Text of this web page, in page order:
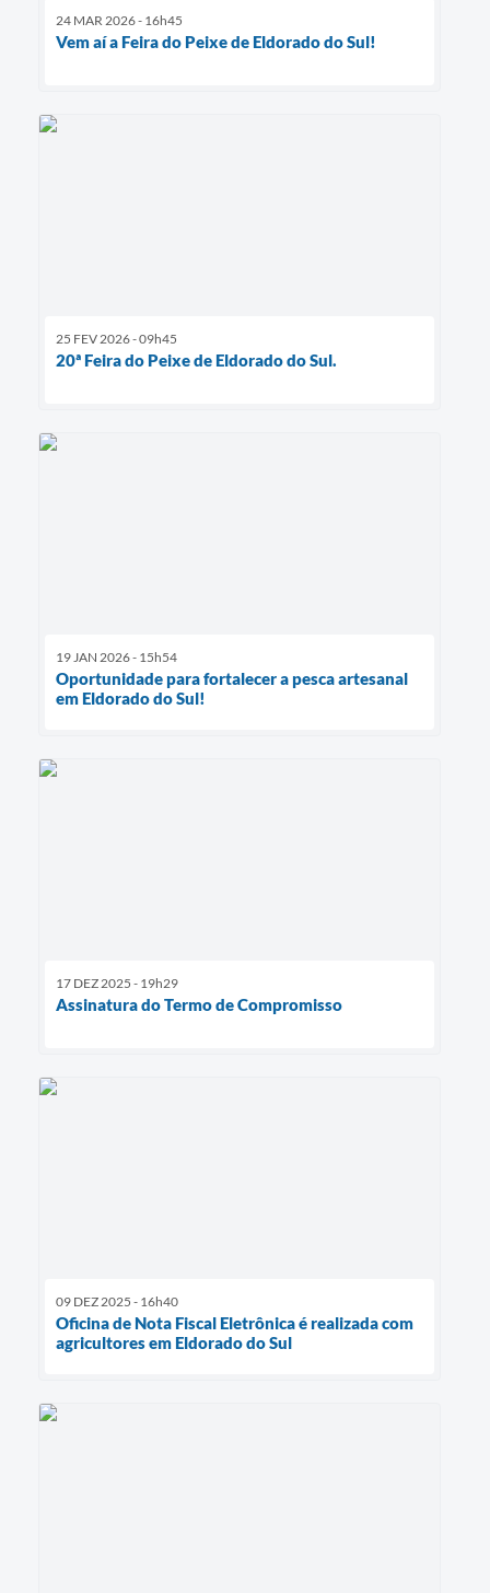
24 MAR 2026 - 16h45
Vem aí a Feira do Peixe de Eldorado do Sul!
25 FEV 2026 - 09h45
20ª Feira do Peixe de Eldorado do Sul.
19 JAN 2026 - 15h54
Oportunidade para fortalecer a pesca artesanal
em Eldorado do Sul!
17 DEZ 2025 - 19h29
Assinatura do Termo de Compromisso
09 DEZ 2025 - 16h40
Oficina de Nota Fiscal Eletrônica é realizada com
agricultores em Eldorado do Sul